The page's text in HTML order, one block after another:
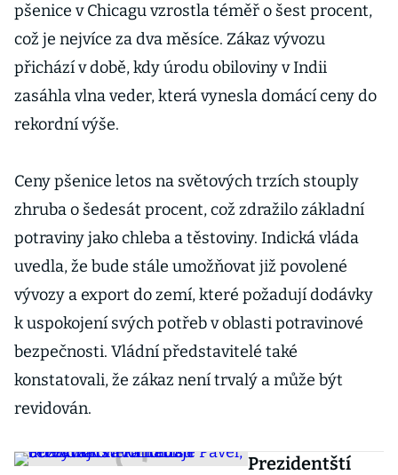
pšenice v Chicagu vzrostla téměř o šest procent,
což je nejvíce za dva měsíce. Zákaz vývozu
přichází v době, kdy úrodu obiloviny v Indii
zasáhla vlna veder, která vynesla domácí ceny do
rekordní výše.
Ceny pšenice letos na světových trzích stouply
zhruba o šedesát procent, což zdražilo základní
potraviny jako chleba a těstoviny. Indická vláda
uvedla, že bude stále umožňovat již povolené
vývozy a export do zemí, které požadují dodávky
k uspokojení svých potřeb v oblasti potravinové
bezpečnosti. Vládní představitelé také
konstatovali, že zákaz není trvalý a může být
revidován.
Prezidentští